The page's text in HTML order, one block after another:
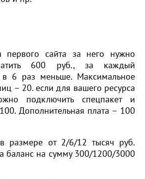
первого сайта за него нужно
600 руб., за каждый
6 раз меньше. Максимальное
– 20. если для вашего ресурса
подключить спецпакет и
Дополнительная плата – 100
размере от 2/6/12 тысяч руб.
баланс на сумму 300/1200/3000